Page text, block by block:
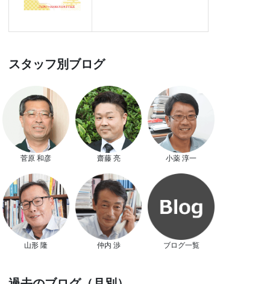
スタッフ別ブログ
菅原 和彦 齋藤 亮 小薬 淳一
山形 隆 仲内 渉 ブログ一覧